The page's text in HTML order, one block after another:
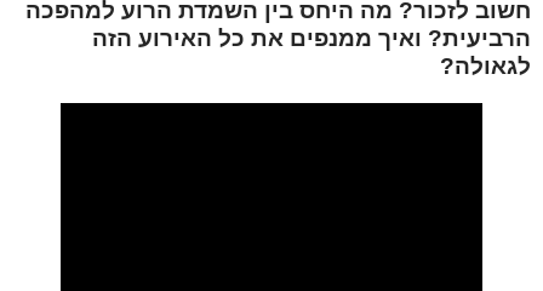
חשוב לזכור? מה היחס בין השמדת הרוע למהפכה
הרביעית? ואיך ממנפים את כל האירוע הזה
לגאולה?